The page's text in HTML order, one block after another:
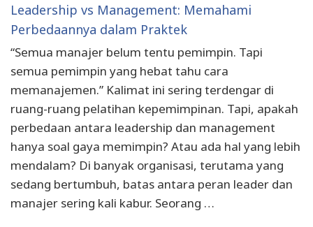
Leadership vs Management: Memahami
Perbedaannya dalam Praktek
“Semua manajer belum tentu pemimpin. Tapi
semua pemimpin yang hebat tahu cara
memanajemen.” Kalimat ini sering terdengar di
ruang-ruang pelatihan kepemimpinan. Tapi, apakah
perbedaan antara leadership dan management
hanya soal gaya memimpin? Atau ada hal yang lebih
mendalam? Di banyak organisasi, terutama yang
sedang bertumbuh, batas antara peran leader dan
manajer sering kali kabur. Seorang …